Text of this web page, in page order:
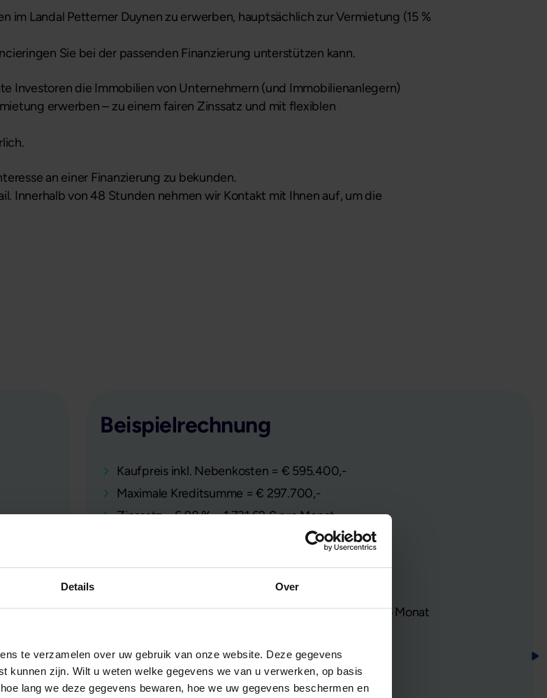
Details Over
te verzamelen over uw gebruik van onze website. Deze gegevens
kunnen zijn. Wilt u weten welke gegevens we van u verwerken, op basis
lang we deze gegevens bewaren, hoe we uw gegevens beschermen en
im Landal Pettemer Duynen zu erwerben, hauptsächlich zur Vermietung (15 %
Sie bei der passenden Finanzierung unterstützen kann.
Investoren die Immobilien von Unternehmern (und Immobilienanlegern)
erwerben – zu einem fairen Zinssatz und mit flexiblen
an einer Finanzierung zu bekunden.
Innerhalb von 48 Stunden nehmen wir Kontakt mit Ihnen auf, um die
Beispielrechnung
Kaufpreis inkl. Nebenkosten = € 595.400,-
Maximale Kreditsumme = € 297.700,-
Zinssatz = 6,98 % = 1.731,62 € pro Monat
Verwaltungs- und Betreuungskosten = 93,03 € pro Monat